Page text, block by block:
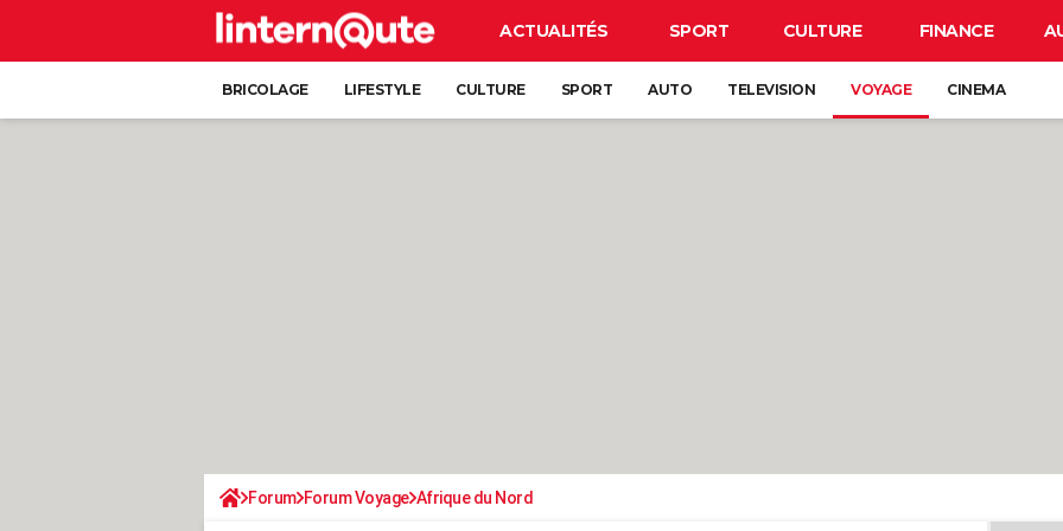
ACTUALITÉS SPORT CULTURE FINANCE
BRICOLAGE LIFESTYLE CULTURE SPORT AUTO TELEVISION VOYAGE CINEMA
Forum Forum Voyage Afrique du Nord